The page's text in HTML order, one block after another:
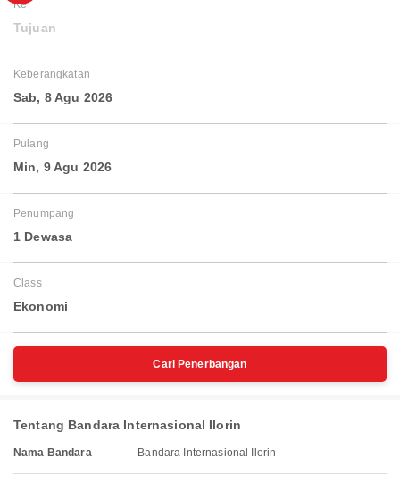
Ke
Tujuan
Keberangkatan
Sab, 8 Agu 2026
Pulang
Min, 9 Agu 2026
Penumpang
1 Dewasa
Class
Ekonomi
Cari Penerbangan
Tentang Bandara Internasional Ilorin
Nama Bandara Bandara Internasional Ilorin